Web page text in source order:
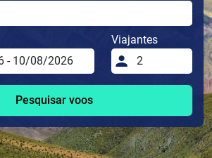
Viajantes
Pesquisar voos